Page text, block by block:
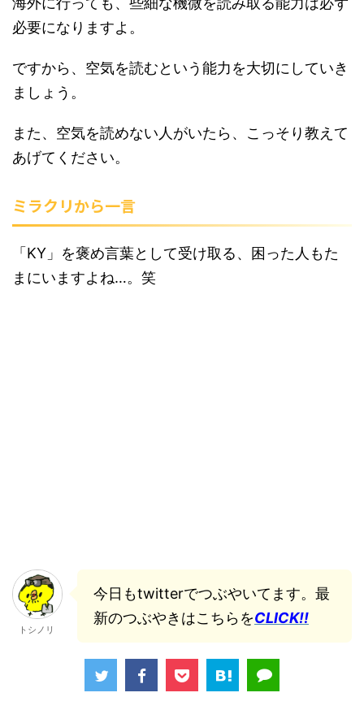
必要になりますよ。
ですから、空気を読むという能力を大切にしていき
ましょう。
また、空気を読めない人がいたら、こっそり教えて
あげてください。
ミラクリから一言
「KY」を褒め言葉として受け取る、困った人もた
まにいますよね…。笑
トシノリ
今日もtwitterでつぶやいてます。最
新のつぶやきはこちらをCLICK!!